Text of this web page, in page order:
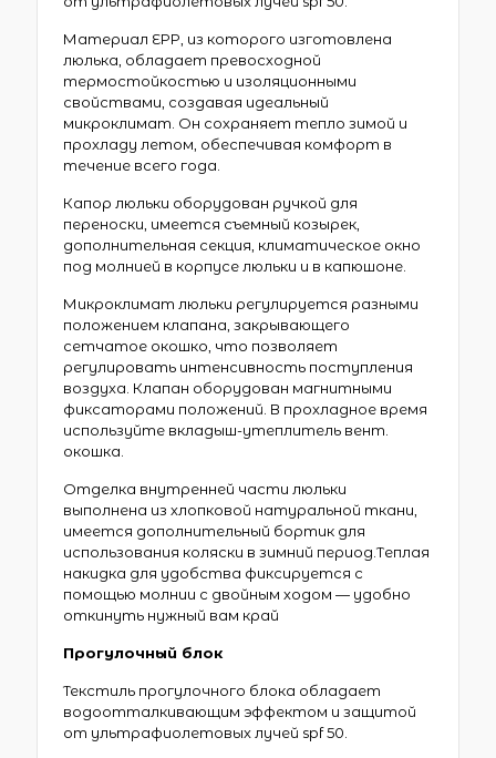
Материал EPP, из которого изготовлена
люлька, обладает превосходной
термостойкостью и изоляционными
свойствами, создавая идеальный
микроклимат. Он сохраняет тепло зимой и
прохладу летом, обеспечивая комфорт в
течение всего года.
Капор люльки оборудован ручкой для
переноски, имеется съемный козырек,
дополнительная секция, климатическое окно
под молнией в корпусе люльки и в капюшоне.
Микроклимат люльки регулируется разными
положением клапана, закрывающего
сетчатое окошко, что позволяет
регулировать интенсивность поступления
воздуха. Клапан оборудован магнитными
фиксаторами положений. В прохладное время
используйте вкладыш-утеплитель вент.
окошка.
Отделка внутренней части люльки
выполнена из хлопковой натуральной ткани,
имеется дополнительный бортик для
использования коляски в зимний период.Tеплая
накидка для удобства фиксируется с
помощью молнии с двойным ходом — удобно
откинуть нужный вам край
Прогулочный блок
Текстиль прогулочного блока обладает
водоотталкивающим эффектом и защитой
от ультрафиолетовых лучей spf 50.